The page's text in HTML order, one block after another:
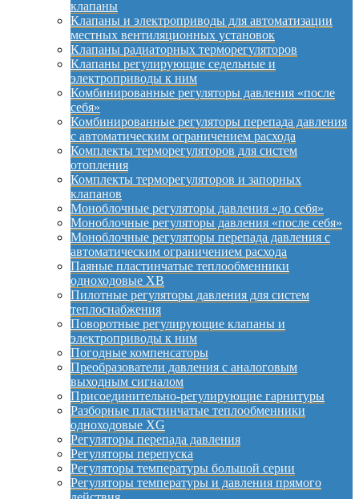
клапаны
Клапаны и электроприводы для автоматизации
местных вентиляционных установок
Клапаны радиаторных терморегуляторов
Клапаны регулирующие седельные и
электроприводы к ним
Комбинированные регуляторы давления «после
себя»
Комбинированные регуляторы перепада давления
с автоматическим ограничением расхода
Комплекты терморегуляторов для систем
отопления
Комплекты терморегуляторов и запорных
клапанов
Моноблочные регуляторы давления «до себя»
Моноблочные регуляторы давления «после себя»
Моноблочные регуляторы перепада давления с
автоматическим ограничением расхода
Паяные пластинчатые теплообменники
одноходовые XB
Пилотные регуляторы давления для систем
теплоснабжения
Поворотные регулирующие клапаны и
электроприводы к ним
Погодные компенсаторы
Преобразователи давления с аналоговым
выходным сигналом
Присоединительно-регулирующие гарнитуры
Разборные пластинчатые теплообменники
одноходовые XG
Регуляторы перепада давления
Регуляторы перепуска
Регуляторы температуры большой серии
Регуляторы температуры и давления прямого